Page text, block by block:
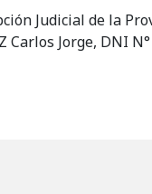
Judicial de la
Jorge, DNI N°